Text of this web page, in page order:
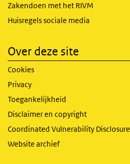
Zakendoen met het RIVM
Huisregels sociale media
Over deze site
Cookies
Privacy
Toegankelijkheid
Disclaimer en copyright
Coordinated Vulnerability Disclosure
Website archief